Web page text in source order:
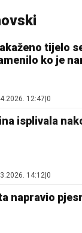
tijelo
ko je
12:47 0
isplivala
14:12|0
napravio